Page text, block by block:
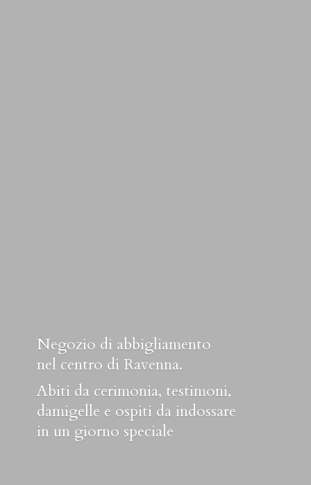
Negozio di abbigliamento
nel centro di Ravenna.
Abiti da cerimonia, testimoni,
damigelle e ospiti da indossare
in un giorno speciale